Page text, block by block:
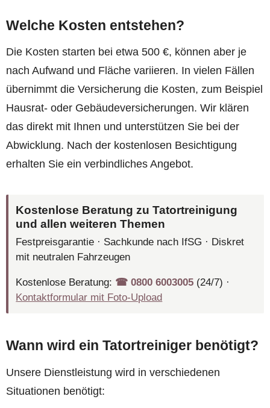
Welche Kosten entstehen?
Die Kosten starten bei etwa 500 €, können aber je
nach Aufwand und Fläche variieren. In vielen Fällen
übernimmt die Versicherung die Kosten, zum Beispiel
Hausrat- oder Gebäudeversicherungen. Wir klären
das direkt mit Ihnen und unterstützen Sie bei der
Abwicklung. Nach der kostenlosen Besichtigung
erhalten Sie ein verbindliches Angebot.
Kostenlose Beratung zu Tatortreinigung
und allen weiteren Themen
Festpreisgarantie · Sachkunde nach IfSG · Diskret
mit neutralen Fahrzeugen
Kostenlose Beratung: ☎︎ 0800 6003005 (24/7) ·
Kontaktformular mit Foto-Upload
Wann wird ein Tatortreiniger benötigt?
Unsere Dienstleistung wird in verschiedenen
Situationen benötigt: